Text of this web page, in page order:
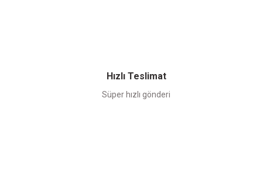
Hızlı Teslimat
Süper hızlı gönderi